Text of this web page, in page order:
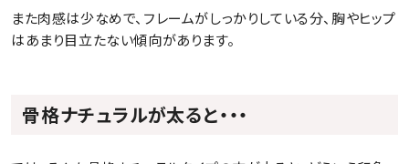
また肉感は少なめで、フレームがしっかりしている分、胸やヒップ
はあまり目立たない傾向があります。
骨格ナチュラルが太ると・・・